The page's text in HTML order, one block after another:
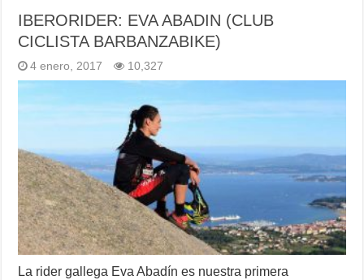
IBERORIDER: EVA ABADIN (CLUB
CICLISTA BARBANZABIKE)
4 enero, 2017 10,327
La rider gallega Eva Abadín es nuestra primera